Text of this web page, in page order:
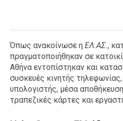
Όπως ανακοίνωσε η ΕΛ.ΑΣ.,
πραγματοποιήθηκαν σε
Αθήνα εντοπίστηκαν και
συσκευές κινητής
υπολογιστής, μέσα
τραπεζικές κάρτες και